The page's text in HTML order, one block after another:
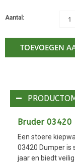
Aantal:
TOEVOEGEN
Bruder 03420
Een stoere
03420 Dumper is
jaar en biedt